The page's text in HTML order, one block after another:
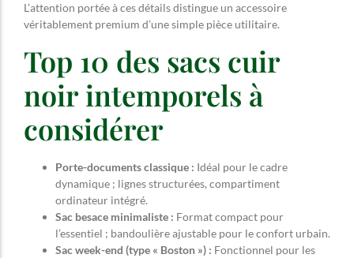
L’attention portée à ces détails distingue un accessoire
véritablement premium d’une simple pièce utilitaire.
Top 10 des sacs cuir
noir intemporels à
considérer
Porte-documents classique : Idéal pour le cadre
dynamique ; lignes structurées, compartiment
ordinateur intégré.
Sac besace minimaliste : Format compact pour
l’essentiel ; bandoulière ajustable pour le confort urbain.
Sac week-end (type « Boston ») : Fonctionnel pour les